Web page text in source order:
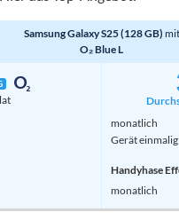
Samsung Galaxy S25 (128 GB) mit
O₂ Blue L
monatlich
Gerät einmalig
Handyhase
monatlich